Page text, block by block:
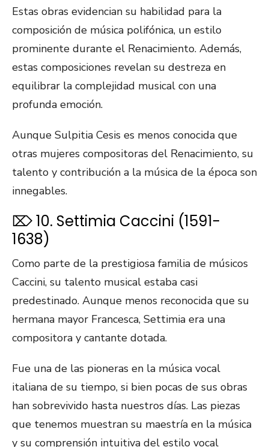
Estas obras evidencian su habilidad para la
composición de música polifónica, un estilo
prominente durante el Renacimiento. Además,
estas composiciones revelan su destreza en
equilibrar la complejidad musical con una
profunda emoción.
Aunque Sulpitia Cesis es menos conocida que
otras mujeres compositoras del Renacimiento, su
talento y contribución a la música de la época son
innegables.
⌦ 10. Settimia Caccini (1591-
1638)
Como parte de la prestigiosa familia de músicos
Caccini, su talento musical estaba casi
predestinado. Aunque menos reconocida que su
hermana mayor Francesca, Settimia era una
compositora y cantante dotada.
Fue una de las pioneras en la música vocal
italiana de su tiempo, si bien pocas de sus obras
han sobrevivido hasta nuestros días. Las piezas
que tenemos muestran su maestría en la música
y su comprensión intuitiva del estilo vocal